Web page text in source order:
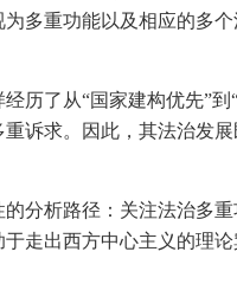
多重功能以及相应的多
历了从“国家建构优先”
诉求。因此，其法治发
分析路径：关注法治多
走出西方中心主义的理